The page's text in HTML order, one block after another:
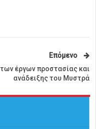
Επόμενο
έργων προστασίας και
ανάδειξης του Μυστρά